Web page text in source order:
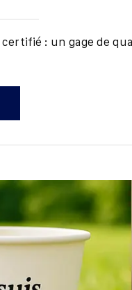
certifié : un gage de